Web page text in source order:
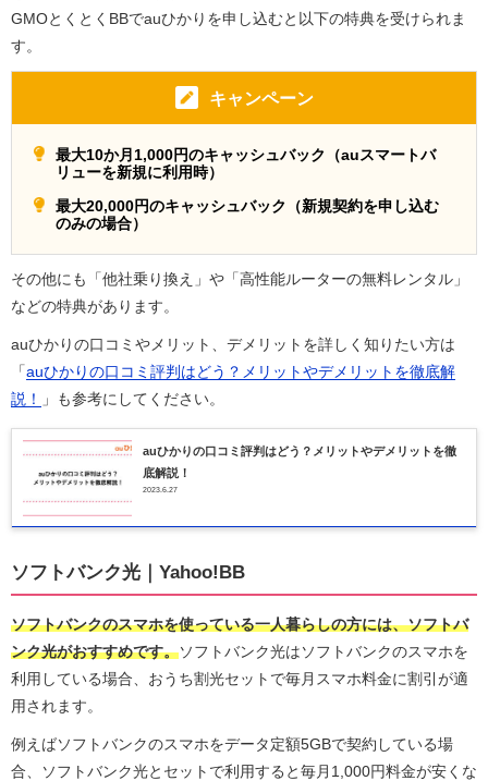
GMOとくとくBBでauひかりを申し込むと以下の特典を受けられま
す。
キャンペーン
最大10か月1,000円のキャッシュバック（auスマートバ
リューを新規に利用時）
最大20,000円のキャッシュバック（新規契約を申し込む
のみの場合）
その他にも「他社乗り換え」や「高性能ルーターの無料レンタル」
などの特典があります。
auひかりの口コミやメリット、デメリットを詳しく知りたい方は
「 auひかりの口コミ評判はどう？メリットやデメリットを徹底解
説！
」も参考にしてください。
auひかりの口コミ評判はどう？メリットやデメリットを徹
底解説！
2023.6.27
ソフトバンク光｜Yahoo!BB
ソフトバンクのスマホを使っている一人暮らしの方には、ソフトバ
ンク光がおすすめです。ソフトバンク光はソフトバンクのスマホを
利用している場合、おうち割光セットで毎月スマホ料金に割引が適
用されます。
例えばソフトバンクのスマホをデータ定額5GBで契約している場
合、ソフトバンク光とセットで利用すると毎月1,000円料金が安くな